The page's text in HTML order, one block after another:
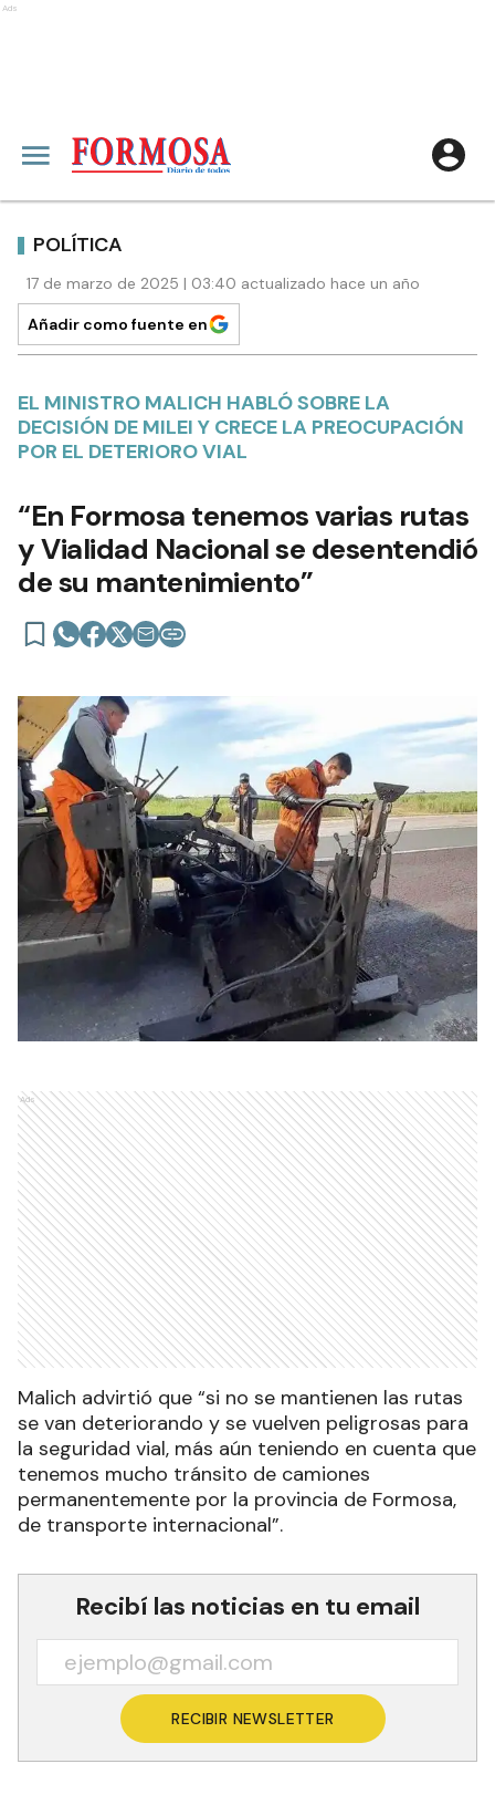
Ads
POLÍTICA
17 de marzo de 2025 | 03:40 actualizado hace un año
Añadir como fuente en
EL MINISTRO MALICH HABLÓ SOBRE LA
DECISIÓN DE MILEI Y CRECE LA PREOCUPACIÓN
POR EL DETERIORO VIAL
“En Formosa tenemos varias rutas
y Vialidad Nacional se desentendió
de su mantenimiento”
Ads
Malich advirtió que “si no se mantienen las rutas
se van deteriorando y se vuelven peligrosas para
la seguridad vial, más aún teniendo en cuenta que
tenemos mucho tránsito de camiones
permanentemente por la provincia de Formosa,
de transporte internacional”.
Recibí las noticias en tu email
RECIBIR NEWSLETTER